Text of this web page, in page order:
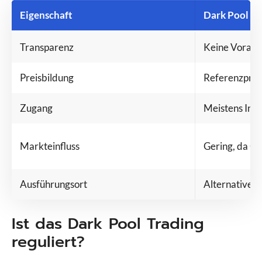
Eigenschaft Dark Pool
Transparenz Keine
Preisbildung
Zugang Meistens
Markteinfluss Gering, da
Ausführungsort Alternative
Ist das Dark Pool Trading
reguliert?